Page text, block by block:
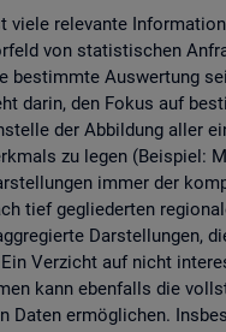
viele re­le­van­te
von sta­tis­ti­schen
be­stimm­te Aus­wer­tung
darin, den Fokus auf
der Ab­bil­dung aller
zu legen (Bei­spiel:
immer der
tief ge­glie­der­ten
Dar­stel­lun­gen,
Ver­zicht auf nicht
kann eben­falls die
Daten er­mög­li­chen.